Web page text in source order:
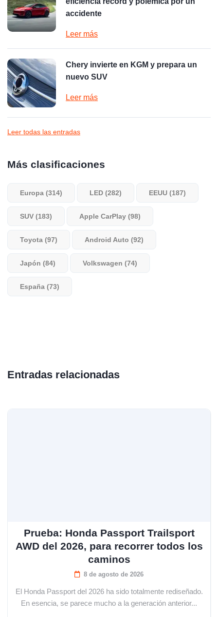
accidente
Leer más
Chery invierte en KGM y prepara un
nuevo SUV
Leer más
Leer todas las entradas
Más clasificaciones
Europa (314) LED (282) EEUU (187)
SUV (183) Apple CarPlay (98)
Toyota (97) Android Auto (92)
Japón (84) Volkswagen (74)
España (73)
Entradas relacionadas
Prueba: Honda Passport Trailsport
AWD del 2026, para recorrer todos los
caminos
8 de agosto de 2026
El Honda Passport del 2026 ha sido totalmente rediseñado.
En esencia, se parece mucho a la generación anterior...